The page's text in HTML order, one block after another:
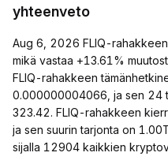
yhteenveto
Aug 6, 2026 FLIQ-
mikä vastaa +13.61%
FLIQ-rahakkeen
0.000000004066, ja sen 24
323.42. FLIQ-rahakkeen
ja sen suurin tarjonta on
sijalla 12904 kaikkien